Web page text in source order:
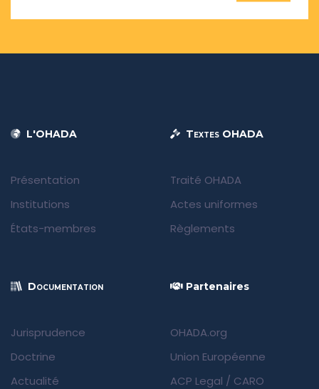
L'OHADA
Présentation
Institutions
États-membres
Textes OHADA
Traité OHADA
Actes uniformes
Règlements
Documentation
Jurisprudence
Doctrine
Actualité
Partenaires
OHADA.org
Union Européenne
ACP Legal / CARO